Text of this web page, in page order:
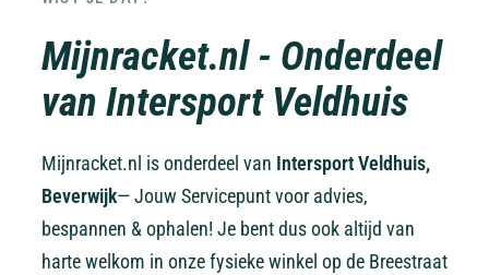
Mijnracket.nl - Onderdeel
van Intersport Veldhuis
Mijnracket.nl is onderdeel van Intersport Veldhuis,
Beverwijk— Jouw Servicepunt voor advies,
bespannen & ophalen! Je bent dus ook altijd van
harte welkom in onze fysieke winkel op de Breestraat